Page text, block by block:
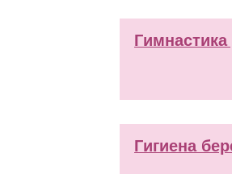
Гигиена